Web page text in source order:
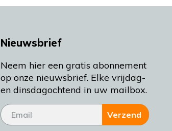
Nieuwsbrief
Neem hier een gratis abonnement
op onze nieuwsbrief. Elke vrijdag-
en dinsdagochtend in uw mailbox.
Verzend